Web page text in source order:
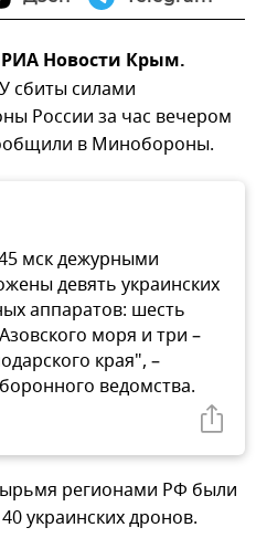
Новости Крым.
сбиты силами
России за час вечером
в Минобороны.
мск дежурными
девять украинских
аппаратов: шесть
моря и три –
края", –
ведомства.
регионами РФ были
украинских дронов.